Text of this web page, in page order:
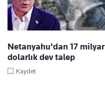
Netanyahu'dan 17 milyar
dolarlık dev talep
Kaydet